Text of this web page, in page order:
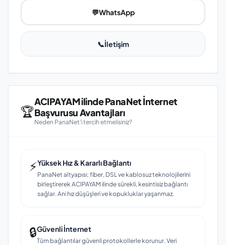
💬WhatsApp
📞İletişim
🏆
ACIPAYAM ilinde PanaNet İnternet
Başvurusu Avantajları
Neden PanaNet'i tercih etmelisiniz?
⚡Yüksek Hız & Kararlı Bağlantı
PanaNet altyapısı; fiber, DSL ve kablosuz teknolojilerini
birleştirerek ACIPAYAM ilinde sürekli, kesintisiz bağlantı
sağlar. Ani hız düşüşleri ve kopukluklar yaşanmaz.
🔒Güvenli İnternet
Tüm bağlantılar güvenli protokollerle korunur. Veri